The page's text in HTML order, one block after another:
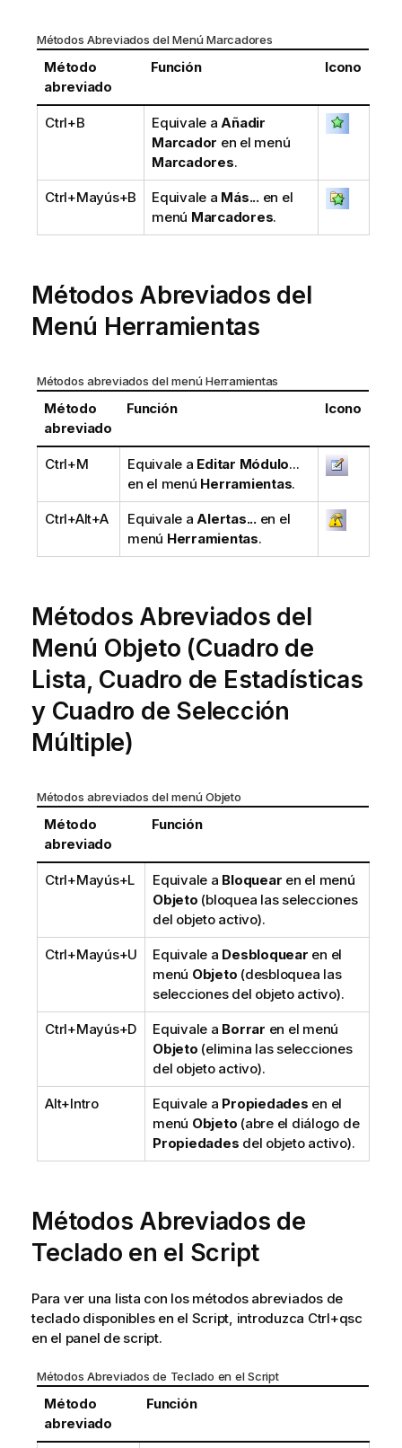
Métodos Abreviados del Menú Marcadores
Método
abreviado
Función Icono
Ctrl+B Equivale a Añadir
Marcador en el menú
Marcadores.
Ctrl+Mayús+B Equivale a Más...en el
menú Marcadores.
Métodos Abreviados del
Menú Herramientas
Métodos abreviados del menú Herramientas
Método
abreviado
Función Icono
Ctrl+M Equivale a Editar Módulo...
en el menú Herramientas.
Ctrl+Alt+A Equivale aAlertas... en el
menú Herramientas.
Métodos Abreviados del
Menú Objeto (Cuadro de
Lista, Cuadro de Estadísticas
y Cuadro de Selección
Múltiple)
Métodos abreviados del menú Objeto
Método
abreviado
Función
Ctrl+Mayús+L Equivale a Bloquear en el menú
Objeto (bloquea las selecciones
del objeto activo).
Ctrl+Mayús+U Equivale a Desbloquear en el
menú Objeto (desbloquea las
selecciones del objeto activo).
Ctrl+Mayús+D Equivale a Borrar en el menú
Objeto (elimina las selecciones
del objeto activo).
Alt+Intro Equivale a Propiedades en el
menú Objeto (abre el diálogo de
Propiedades del objeto activo).
Métodos Abreviados de
Teclado en el Script
Para ver una lista con los métodos abreviados de
teclado disponibles en el Script, introduzca Ctrl+qsc
en el panel de script.
Métodos Abreviados de Teclado en el Script
Método
abreviado
Función